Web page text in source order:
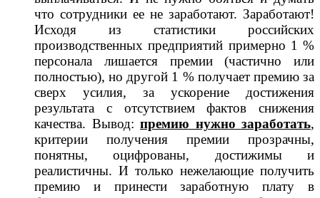
что сотрудники ее не заработают. Заработают!
Исходя из статистики российских
производственных предприятий примерно 1 %
персонала лишается премии (частично или
полностью), но другой 1 % получает премию за
сверх усилия, за ускорение достижения
результата с отсутствием фактов снижения
качества. Вывод: премию нужно заработать,
критерии получения премии прозрачны,
понятны, оцифрованы, достижимы и
реалистичны. И только нежелающие получить
премию и принести заработную плату в